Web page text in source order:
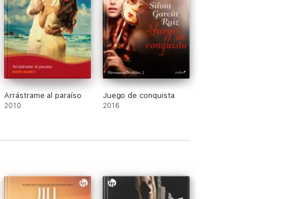
Arrástrame al paraíso
2010
Juego de conquista
2016